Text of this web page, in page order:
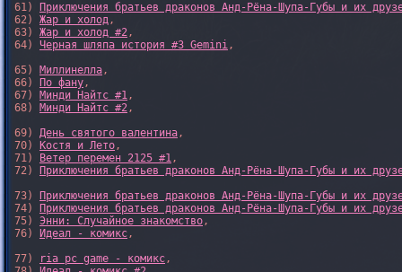
61)
Приключения братьев драконов Анд-Рёна-Шупа-Губы и их
62) Жар и холод,
63) Жар и холод #2,
64) Черная шляпа история #3 Gemini,
65) Миллинелла,
66)
По фану,
67) Минди Найтс #1,
68) Минди Найтс #2,
69) День святого валентина,
70)
Костя и Лето,
71)
Ветер перемен 2125 #1,
72)
Приключения братьев драконов Анд-Рёна-Шупа-Губы и их
73)
Приключения братьев драконов Анд-Рёна-Шупа-Губы и их
74)
Приключения братьев драконов Анд-Рёна-Шупа-Губы и их
75) Энни: Случайное знакомство,
76)
Идеал - комикс,
77)
ria pc game - комикс,